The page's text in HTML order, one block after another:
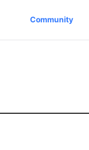
Community